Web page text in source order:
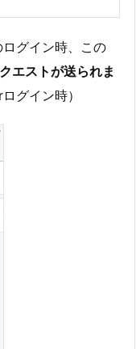
グイン時、この
エストが送られま
グイン時）